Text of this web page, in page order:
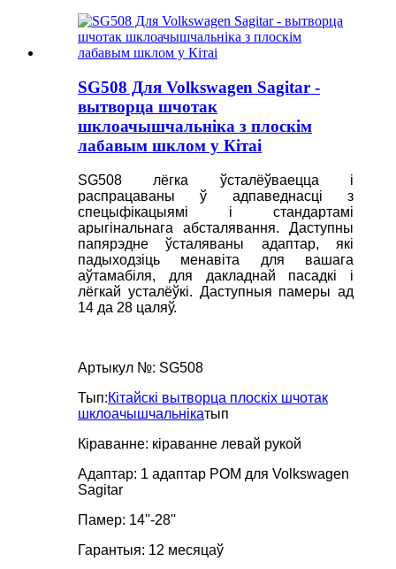
SG508 Для Volkswagen Sagitar -
вытворца шчотак
шклоачышчальніка з плоскім
лабавым шклом у Кітаі
SG508 лёгка ўсталёўваецца і
распрацаваны ў адпаведнасці з
спецыфікацыямі і стандартамі
арыгінальнага абсталявання. Даступны
папярэдне ўсталяваны адаптар, які
падыходзіць менавіта для вашага
аўтамабіля, для дакладнай пасадкі і
лёгкай усталёўкі. Даступныя памеры ад
14 да 28 цаляў.
Артыкул №: SG508
Тып:Кітайскі вытворца плоскіх шчотак
шклоачышчальнікатып
Кіраванне: кіраванне левай рукой
Адаптар: 1 адаптар POM для Volkswagen
Sagitar
Памер: 14''-28''
Гарантыя: 12 месяцаў